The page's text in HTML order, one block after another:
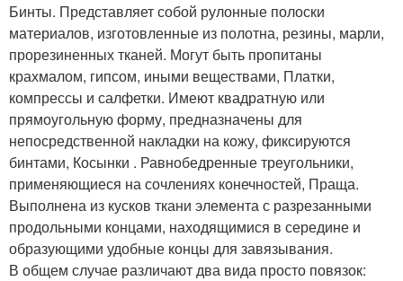
Бинты. Представляет собой рулонные полоски
материалов, изготовленные из полотна, резины, марли,
прорезиненных тканей. Могут быть пропитаны
крахмалом, гипсом, иными веществами, Платки,
компрессы и салфетки. Имеют квадратную или
прямоугольную форму, предназначены для
непосредственной накладки на кожу, фиксируются
бинтами, Косынки . Равнобедренные треугольники,
применяющиеся на сочлениях конечностей, Праща.
Выполнена из кусков ткани элемента с разрезанными
продольными концами, находящимися в середине и
образующими удобные концы для завязывания.
В общем случае различают два вида просто повязок: